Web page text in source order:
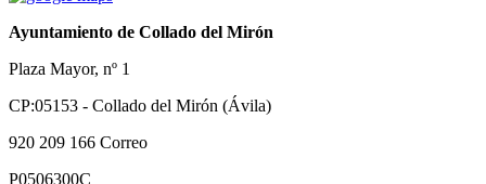
Ayuntamiento de Collado del Mirón
Plaza Mayor, nº 1
CP:05153 - Collado del Mirón (Ávila)
920 209 166 Correo
P0506300C